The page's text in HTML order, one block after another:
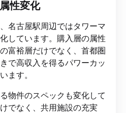
性変化
名古屋駅周辺ではタワーマ
しています。購入層の属性
富裕層だけでなく、首都圏
で高収入を得るパワーカッ
ます。
物件のスペックも変化して
でなく、共用施設の充実